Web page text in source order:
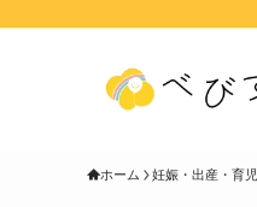
ホーム 妊娠・出産・育児